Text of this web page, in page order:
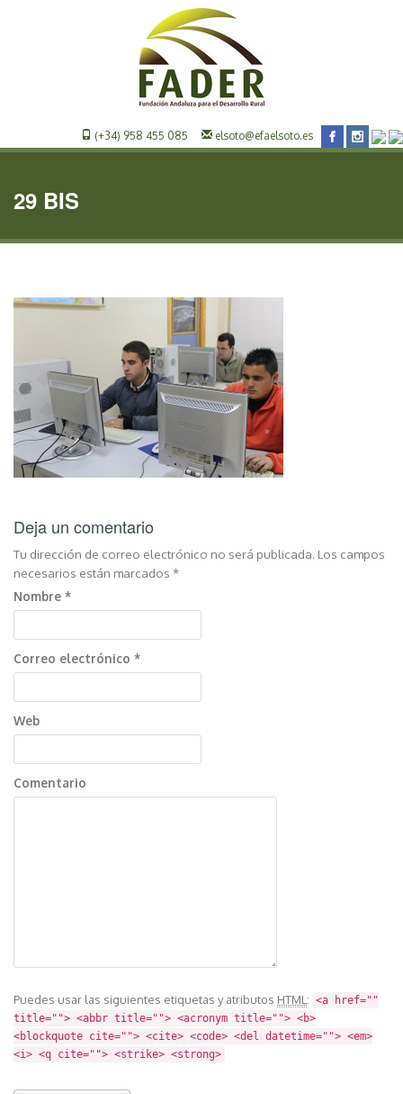
(+34) 958 455 085 elsoto@efaelsoto.es
29 BIS
Deja un comentario
Tu dirección de correo electrónico no será publicada. Los campos
necesarios están marcados *
Nombre *
Correo electrónico *
Web
Comentario
Puedes usar las siguientes etiquetas y atributos HTML : <a href=""
title=""> <abbr title=""> <acronym title=""> <b>
<blockquote cite=""> <cite> <code> <del datetime=""> <em>
<i> <q cite=""> <strike> <strong>